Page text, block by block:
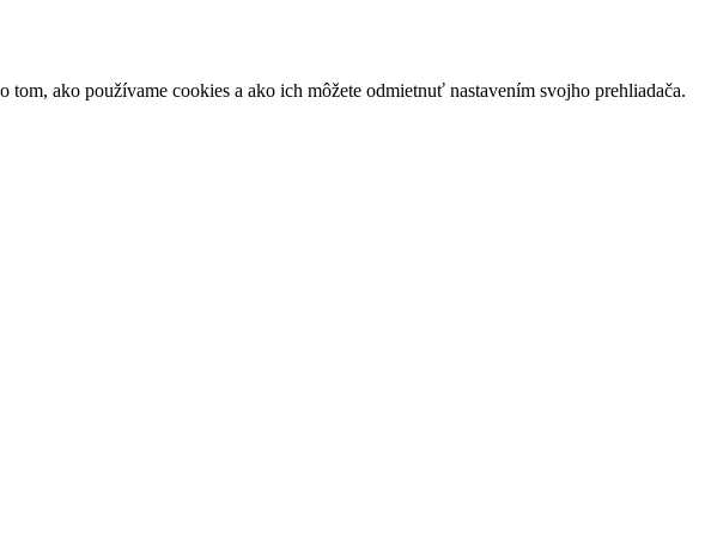
ako používame cookies a ako ich môžete odmietnuť nastavením svojho prehliadača.